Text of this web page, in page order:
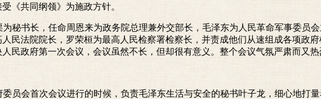
《共同纲领》为施政方针。
秘书长，任命周恩来为政务院总理兼外交部长，毛泽东为人民革命军事委员
民法院院长，罗荣桓为最高人民检察署检察长，并责成他们从速组成各项政
民政府第一次会议，会议虽然不长，但却很有意义。整个会议气氛严肃而又热
员会首次会议进行的时候，负责毛泽东生活与安全的秘书叶子龙，细心地打